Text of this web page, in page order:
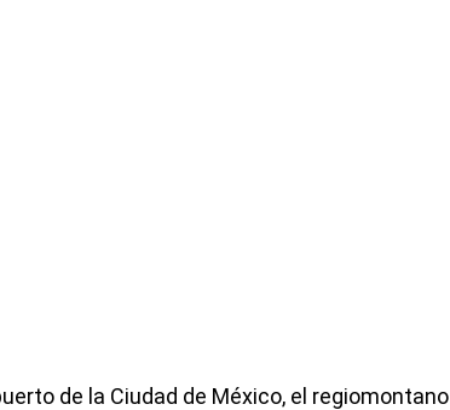
de la Ciudad de México, el regiomontano